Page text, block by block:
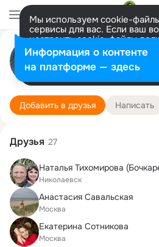
Мы используем cookie-
сервисы для вас. Если ваш
настроить cookie-файлы
представитель. Больше
Разрешить все Настроить
Оксана
Москва Красногорск
4 школа
Добавить в друзья Написать
Друзья 27
Наталья Тихомирова
Николаевск
Анастасия Савальская
Москва
Екатерина Сотникова
Москва
Информация о контенте
на платформе — здесь